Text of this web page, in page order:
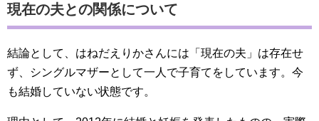
現在の夫との関係について
結論として、はねだえりかさんには「現在の夫」は存在せ
ず、シングルマザーとして一人で子育てをしています。今
も結婚していない状態です。